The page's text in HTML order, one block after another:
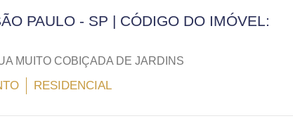
PAULO - SP | CÓDIGO DO IMÓVEL:
MUITO COBIÇADA DE JARDINS
RESIDENCIAL